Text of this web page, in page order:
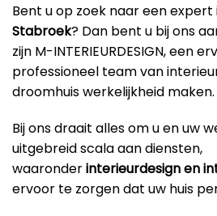
Bent u op zoek naar een expert
Stabroek? Dan bent u bij ons
zijn M-INTERIEURDESIGN, een
professioneel team van
droomhuis werkelijkheid maken.
Bij ons draait alles om u en uw
uitgebreid scala aan diensten,
waaronderinterieurdesign en
ervoor te zorgen dat uw huis